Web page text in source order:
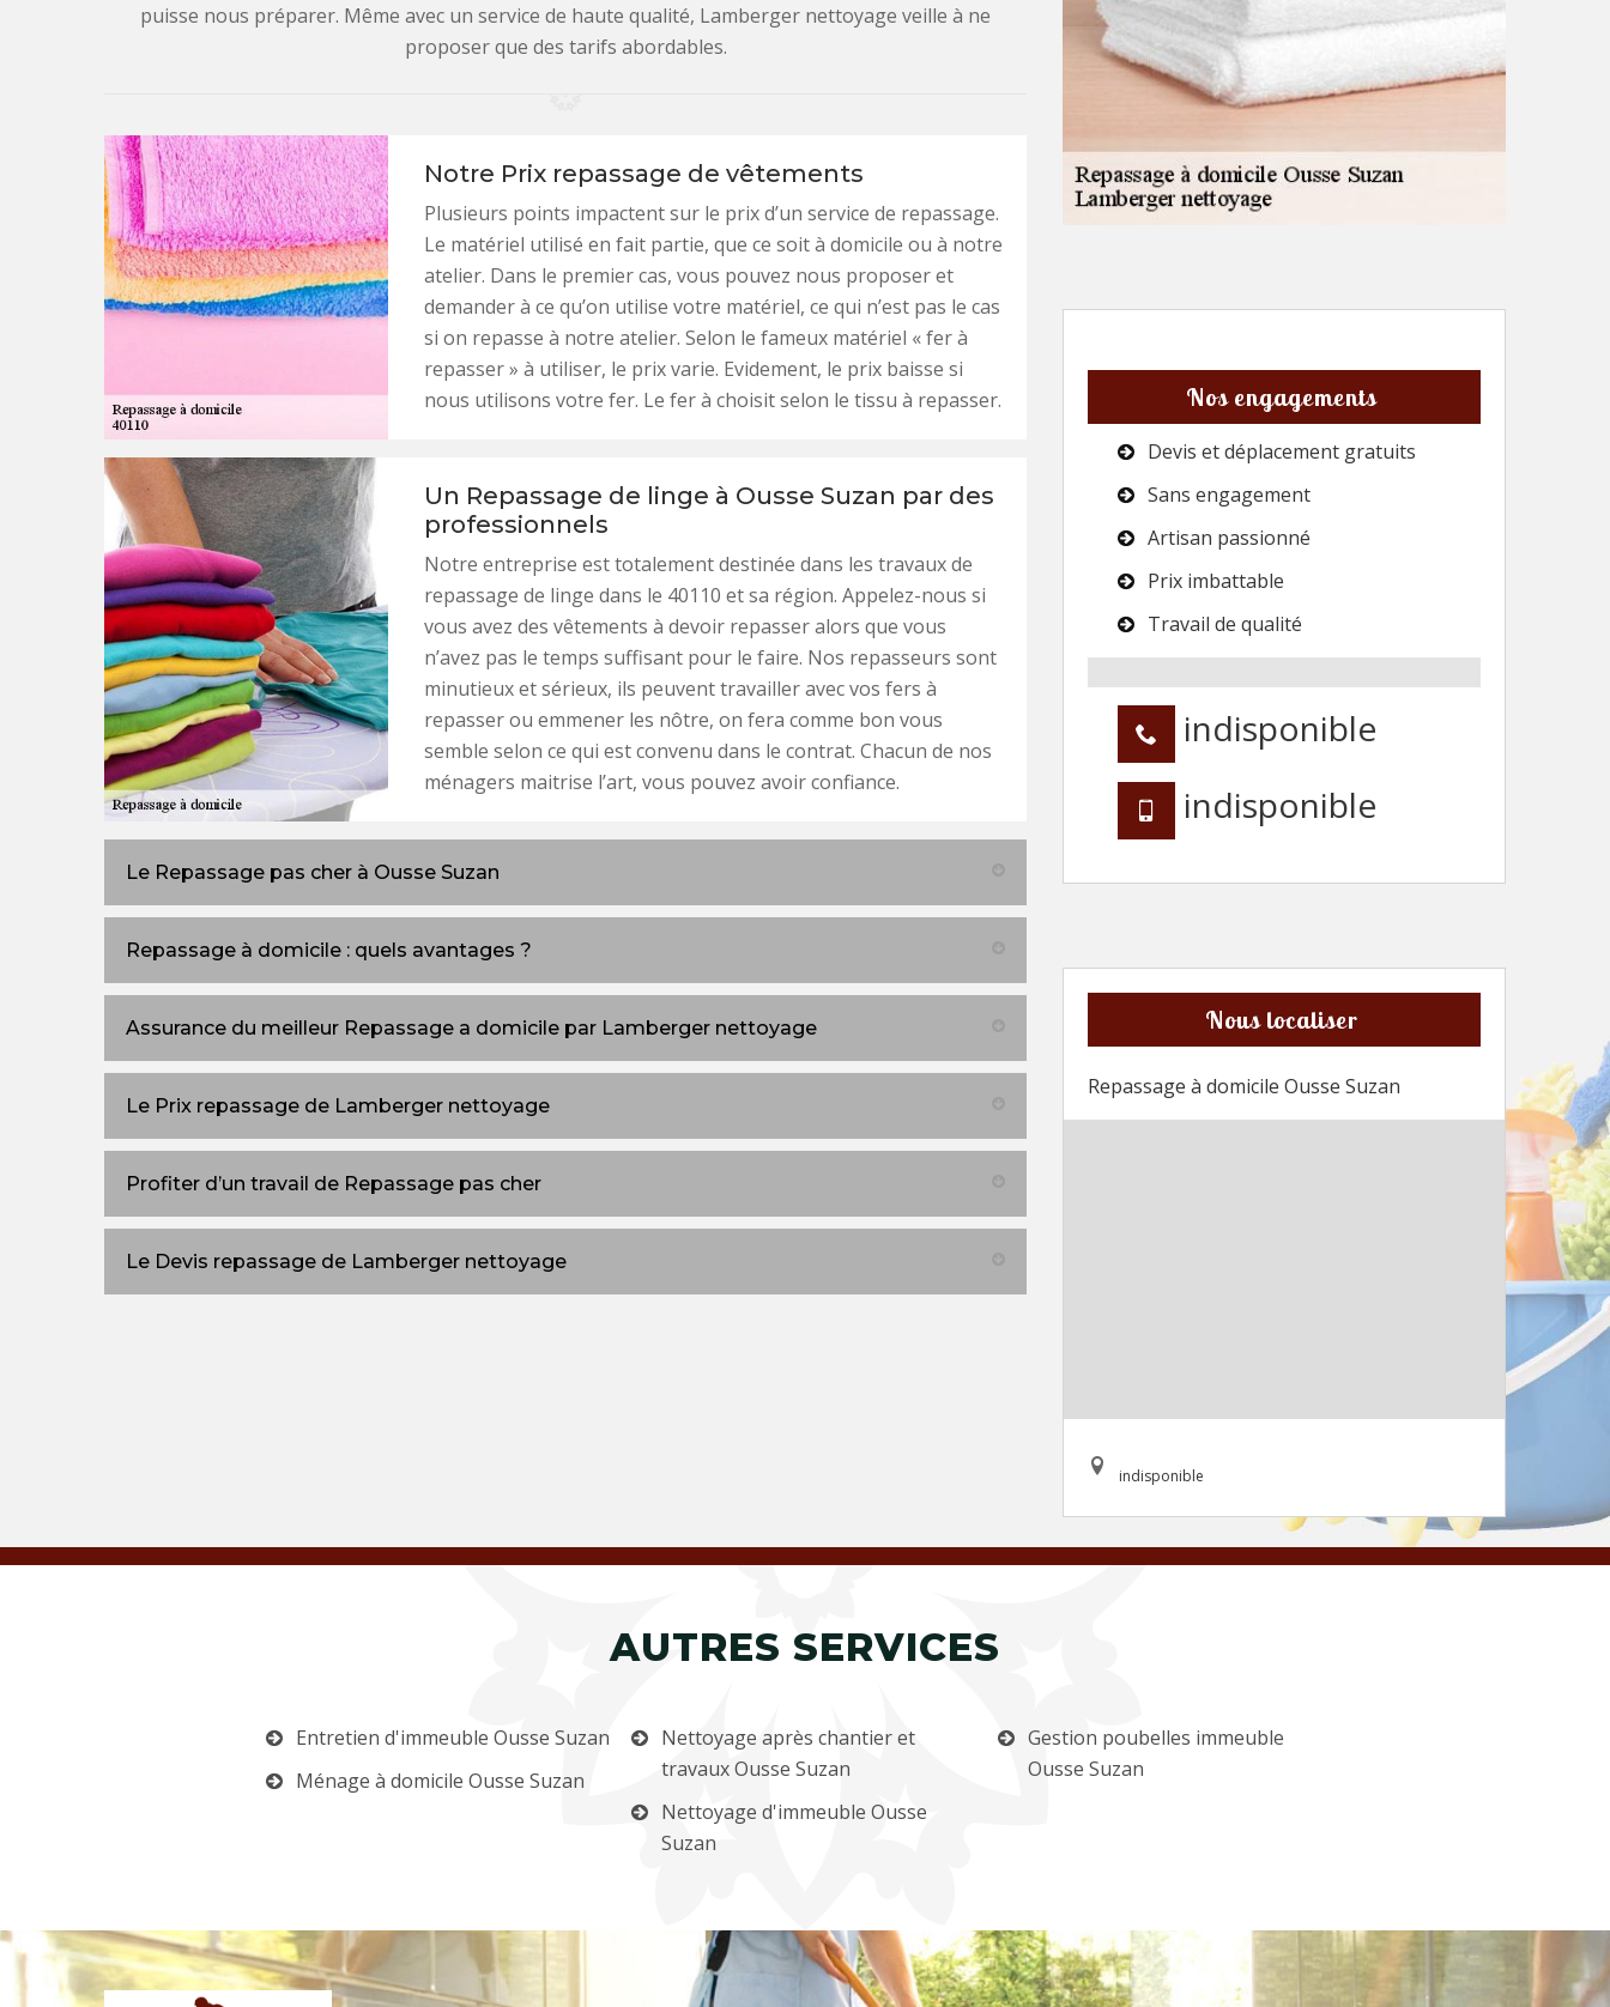
puisse nous préparer. Même avec un service de haute qualité, Lamberger nettoyage veille à ne
proposer que des tarifs abordables.
Notre Prix repassage de vêtements
Plusieurs points impactent sur le prix d’un service de repassage.
Le matériel utilisé en fait partie, que ce soit à domicile ou à notre
atelier. Dans le premier cas, vous pouvez nous proposer et
demander à ce qu’on utilise votre matériel, ce qui n’est pas le cas
si on repasse à notre atelier. Selon le fameux matériel « fer à
repasser » à utiliser, le prix varie. Evidement, le prix baisse si
nous utilisons votre fer. Le fer à choisit selon le tissu à repasser.
Un Repassage de linge à Ousse Suzan par des
professionnels
Notre entreprise est totalement destinée dans les travaux de
repassage de linge dans le 40110 et sa région. Appelez-nous si
vous avez des vêtements à devoir repasser alors que vous
n’avez pas le temps suffisant pour le faire. Nos repasseurs sont
minutieux et sérieux, ils peuvent travailler avec vos fers à
repasser ou emmener les nôtre, on fera comme bon vous
semble selon ce qui est convenu dans le contrat. Chacun de nos
ménagers maitrise l’art, vous pouvez avoir confiance.
Le Repassage pas cher à Ousse Suzan
Repassage à domicile : quels avantages ?
Assurance du meilleur Repassage a domicile par Lamberger nettoyage
Le Prix repassage de Lamberger nettoyage
Profiter d’un travail de Repassage pas cher
Le Devis repassage de Lamberger nettoyage
Nos engagements
Devis et déplacement gratuits
Sans engagement
Artisan passionné
Prix imbattable
Travail de qualité
indisponible
indisponible
Nous localiser
Repassage à domicile Ousse Suzan
indisponible
AUTRES SERVICES
Entretien d'immeuble Ousse Suzan
Ménage à domicile Ousse Suzan
Nettoyage après chantier et
travaux Ousse Suzan
Nettoyage d'immeuble Ousse
Suzan
Gestion poubelles immeuble
Ousse Suzan